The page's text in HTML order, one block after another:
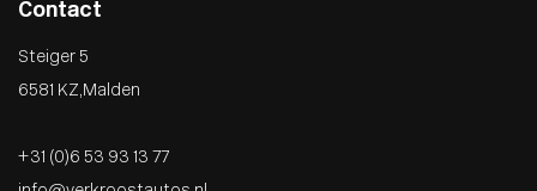
Contact
Steiger 5
6581 KZ , Malden
+31 (0)6 53 93 13 77